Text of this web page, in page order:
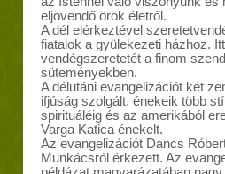
eljövendő örök életről.
A dél elérkeztével
fiatalok a gyülekezeti házhoz.
vendégszeretetét a finom
süteményekben.
A délutáni evangelizációt két
ifjúság szolgált, énekeik több
spirituáléig és az amerikából
Varga Katica énekelt.
Az evangelizációt Dancs
Munkácsról érkezett. Az